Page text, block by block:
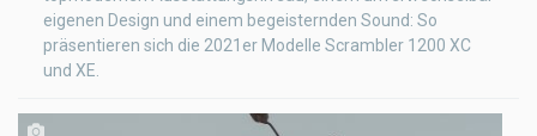
eigenen Design und einem begeisternden Sound: So
präsentieren sich die 2021er Modelle Scrambler 1200 XC
und XE.